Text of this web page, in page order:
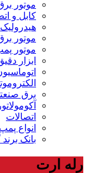
موتور
کابل و
هیدرولیک
موتور
موتور
ابزار
برق
آکومولاتور
اتصالات
انواع پمپ
بانک
رله ارت